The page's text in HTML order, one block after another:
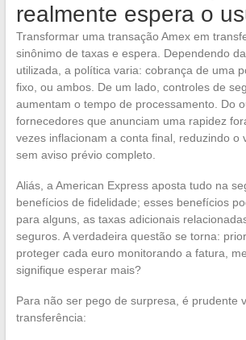
realmente espera o
Transformar uma transação Amex em
sinônimo de taxas e espera. Dependendo
utilizada, a política varia: cobrança de uma
fixo, ou ambos. De um lado, controles de
aumentam o tempo de processamento. Do
fornecedores que anunciam uma rapidez
vezes inflacionam a conta final, reduzindo o
sem aviso prévio completo.
Aliás, a American Express aposta tudo na
benefícios de fidelidade; esses benefícios
para alguns, as taxas adicionais
seguros. A verdadeira questão se torna:
proteger cada euro monitorando a fatura,
signifique esperar mais?
Para não ser pego de surpresa, é prudente
transferência: